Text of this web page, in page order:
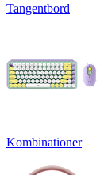
Tangentbord
Kombinationer